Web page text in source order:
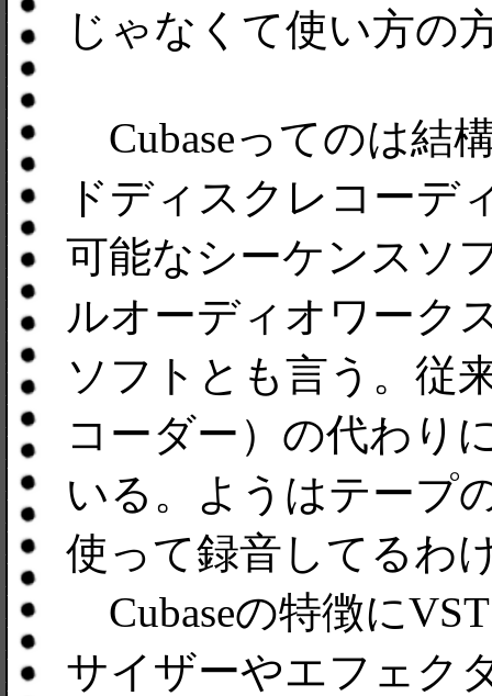
じゃなくて使い方の
Cubaseってのは結
ドディスクレコーデ
可能なシーケンスソ
ルオーディオワーク
ソフトとも言う。従
コーダー）の代わり
いる。ようはテープ
使って録音してるわ
Cubaseの特徴に
サイザーやエフェク